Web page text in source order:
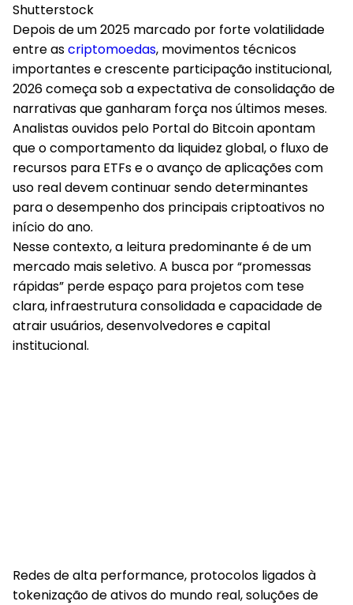
Shutterstock
Depois de um 2025 marcado por forte volatilidade
entre ascriptomoedas, movimentos técnicos
importantes e crescente participação institucional,
2026 começa sob a expectativa de consolidação de
narrativas que ganharam força nos últimos meses.
Analistas ouvidos pelo Portal do Bitcoinapontam
que o comportamento da liquidez global, o fluxo de
recursos para ETFs e o avanço de aplicações com
uso real devem continuar sendo determinantes
para o desempenho dos principais criptoativos no
início do ano.
Nesse contexto, a leitura predominante é de um
mercado mais seletivo. A busca por “promessas
rápidas” perde espaço para projetos com tese
clara, infraestrutura consolidada e capacidade de
atrair usuários, desenvolvedores e capital
institucional.
Redes de alta performance, protocolos ligados à
tokenização de ativos do mundo real, soluções de